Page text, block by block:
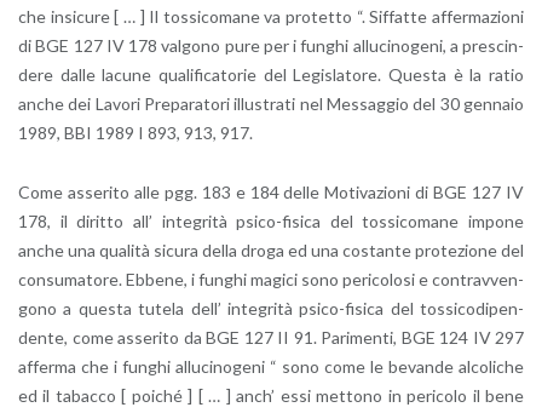
che in­si­cu­re [ … ] Il tos­si­co­ma­ne va pro­tet­to “. Sif­fat­te af­fer­ma­zio­ni
di BGE 127 IV 178 val­go­no pure per i fun­ghi al­lu­ci­no­ge­ni, a pre­scin­
de­re dalle la­cu­ne qua­li­fi­ca­to­rie del Le­gi­sla­to­re. Que­sta è la ratio
anche dei La­vo­ri Pre­pa­ra­to­ri il­lu­stra­ti nel Mes­sag­gio del 30 gen­na­io
1989, BBI 1989 I 893, 913, 917.
Come as­se­ri­to alle pgg. 183 e 184 delle Mo­ti­va­zio­ni di BGE 127 IV
178, il di­rit­to all’ in­te­gri­tà psi­co-fi­si­ca del tos­si­co­ma­ne im­po­ne
anche una qua­li­tà si­cu­ra della droga ed una co­stan­te pro­te­zio­ne del
con­su­ma­to­re. Eb­be­ne, i fun­ghi ma­gi­ci sono pe­ri­co­lo­si e con­trav­ven­
go­no a que­sta tu­te­la dell’ in­te­gri­tà psi­co-fi­si­ca del tos­si­co­di­pen­
den­te, come as­se­ri­to da BGE 127 II 91. Pa­ri­men­ti, BGE 124 IV 297
af­fer­ma che i fun­ghi al­lu­ci­no­ge­ni “ sono come le be­van­de al­co­li­che
ed il ta­bac­co [ poi­ché ] [ … ] anch’ essi met­to­no in pe­ri­co­lo il bene